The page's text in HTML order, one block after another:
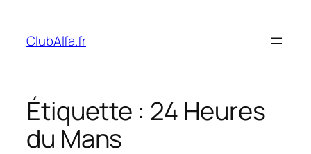
contenu
ClubAlfa.fr
Étiquette : 24 Heures
du Mans